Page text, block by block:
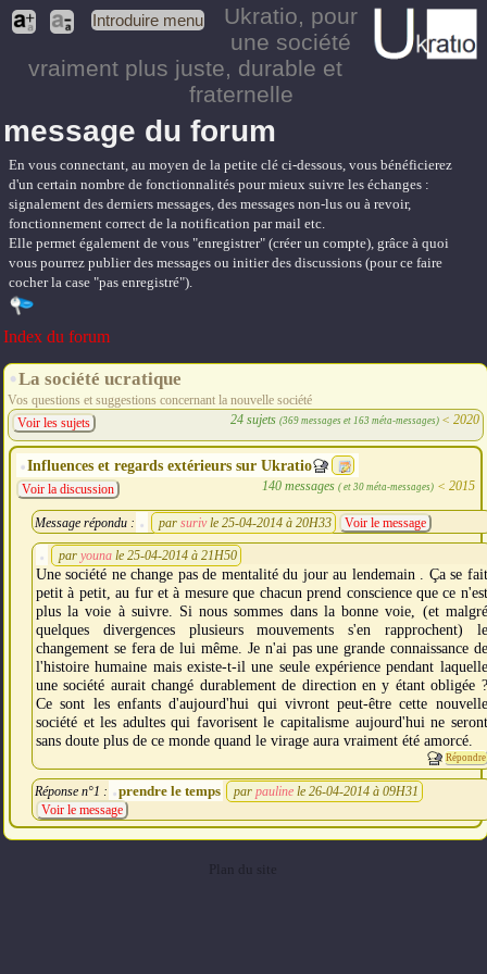
Introduire menu Ukratio, pour
une société
vraiment plus juste, durable et
fraternelle
message du forum
En vous connectant, au moyen de la petite clé ci-dessous, vous bénéficierez
d'un certain nombre de fonctionnalités pour mieux suivre les échanges :
signalement des derniers messages, des messages non-lus ou à revoir,
fonctionnement correct de la notification par mail etc.
Elle permet également de vous "enregistrer" (créer un compte), grâce à quoi
vous pourrez publier des messages ou initier des discussions (pour ce faire
cocher la case "pas enregistré").
Index du forum
La société ucratique
Vos questions et suggestions concernant la nouvelle société
24 sujets (369 messages et 163 méta-messages) < 2020
Voir les sujets
Influences et regards extérieurs sur Ukratio
140 messages ( et 30 méta-messages)< 2015
Voir la discussion
Message répondu : par suriv le 25-04-2014 à 20H33 Voir le message
par youna le 25-04-2014 à 21H50
Une société ne change pas de mentalité du jour au lendemain . Ça se fait
petit à petit, au fur et à mesure que chacun prend conscience que ce n'est
plus la voie à suivre. Si nous sommes dans la bonne voie, (et malgré
quelques divergences plusieurs mouvements s'en rapprochent) le
changement se fera de lui même. Je n'ai pas une grande connaissance de
l'histoire humaine mais existe-t-il une seule expérience pendant laquelle
une société aurait changé durablement de direction en y étant obligée ?
Ce sont les enfants d'aujourd'hui qui vivront peut-être cette nouvelle
société et les adultes qui favorisent le capitalisme aujourd'hui ne seront
sans doute plus de ce monde quand le virage aura vraiment été amorcé.
Répondre
Réponse n°1 : prendre le temps par pauline le 26-04-2014 à 09H31
Voir le message
Plan du site